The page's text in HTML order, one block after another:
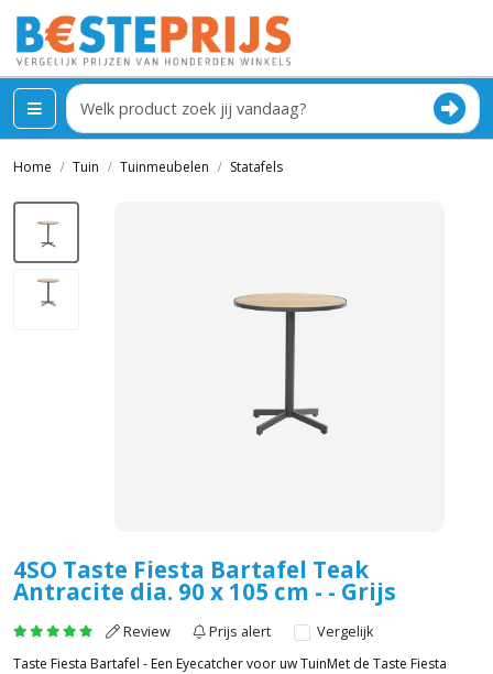
Home Tuin Tuinmeubelen Statafels
4SO Taste Fiesta Bartafel Teak
Antracite dia. 90 x 105 cm - - Grijs
Review Prijs alert
Vergelijk
Taste Fiesta Bartafel - Een Eyecatcher voor uw TuinMet de Taste Fiesta